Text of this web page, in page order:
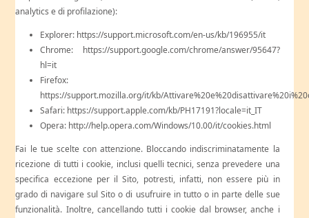
analytics e di profilazione):
Explorer: https://support.microsoft.com/en-us/kb/196955/it
Chrome: https://support.google.com/chrome/answer/95647?
hl=it
Firefox:
https://support.mozilla.org/it/kb/
Safari: https://support.apple.com/kb/PH17191?locale=it_IT
Opera: http://help.opera.com/Windows/10.00/it/cookies.html
Fai le tue scelte con attenzione. Bloccando indiscriminatamente la
ricezione di tutti i cookie, inclusi quelli tecnici, senza prevedere una
specifica eccezione per il Sito, potresti, infatti, non essere più in
grado di navigare sul Sito o di usufruire in tutto o in parte delle sue
funzionalità. Inoltre, cancellando tutti i cookie dal browser, anche i